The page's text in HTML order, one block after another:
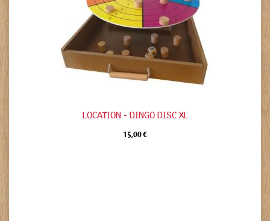
LOCATION - DINGO DISC XL
15,00 €